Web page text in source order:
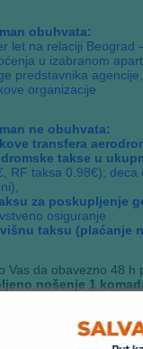
obuhvata:
let na relaciji Beograd
u izabranom
predstavnika agencije,
organizacije
ne obuhvata:
transfera
takse u
RF taksa 0.98€);
za poskupljenje
osiguranje
taksu (plaćanje
Vas da obavezno 48 h
nošenje 1
40X20x55cm.
AVIO PREVOZA